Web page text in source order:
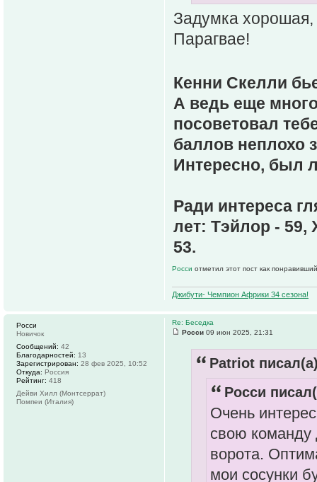
Задумка хорошая,
Парагвае!
Кенни Скелли
А ведь еще
посоветовал
баллов неплохо
Интересно, был
Ради интереса
лет: Тэйлор - 59,
53.
Росси отметил этот пост как
Джибути- Чемпион Африки 34 сезона!
Re: Беседка
Росси 09 июн 2025, 21:31
Patriot
Росси
Очень
свою команду
ворота.
мои сосунки
Росси
Новичок
Сообщений: 42
Благодарностей: 13
Зарегистрирован: 28 фев 2025, 10:52
Откуда: Россия
Рейтинг: 418
Дейви Хилл (Монтсеррат)
Помпеи (Италия)